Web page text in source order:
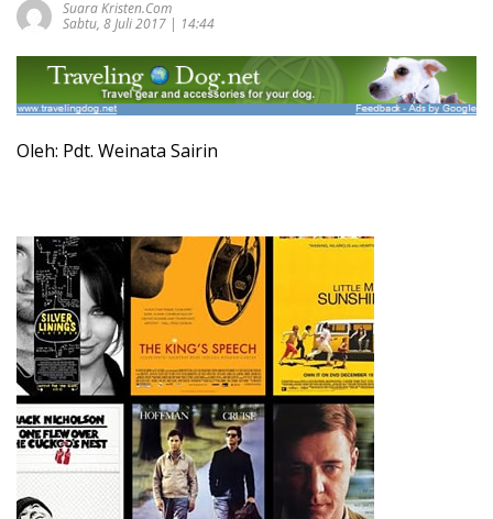
Suara Kristen.com
Sabtu, 8 Juli 2017 | 14:44
Oleh: Pdt. Weinata Sairin